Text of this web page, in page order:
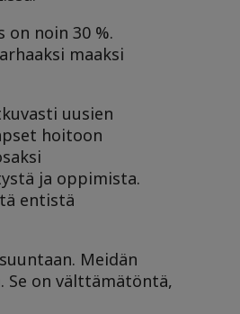
noin 30 %.
maaksi
uusien
hoitoon
ja oppimista.
entistä
Meidän
Se on välttämätöntä,